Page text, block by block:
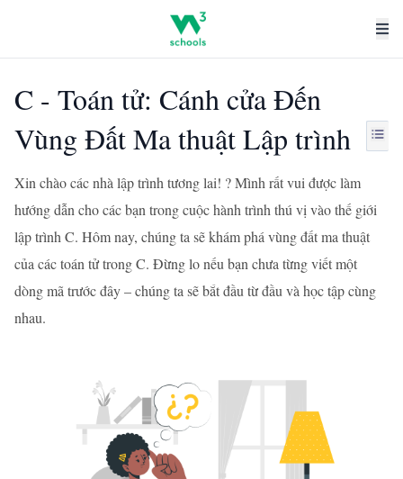
C - Toán tử: Cánh cửa Đến
Vùng Đất Ma thuật Lập trình
Xin chào các nhà lập trình tương lai! ? Mình rất vui được làm
hướng dẫn cho các bạn trong cuộc hành trình thú vị vào thế giới
lập trình C. Hôm nay, chúng ta sẽ khám phá vùng đất ma thuật
của các toán tử trong C. Đừng lo nếu bạn chưa từng viết một
dòng mã trước đây – chúng ta sẽ bắt đầu từ đầu và học tập cùng
nhau.